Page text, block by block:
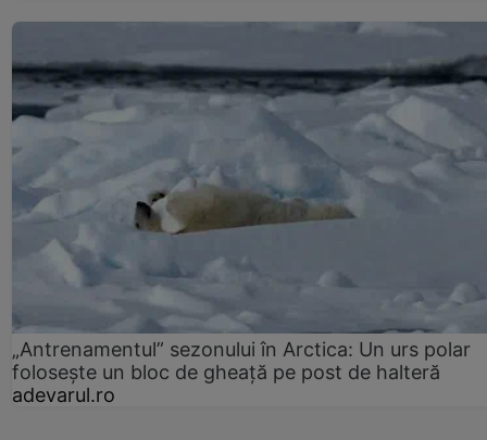
„Antrenamentul” sezonului în Arctica: Un urs polar
folosește un bloc de gheață pe post de halteră
adevarul.ro